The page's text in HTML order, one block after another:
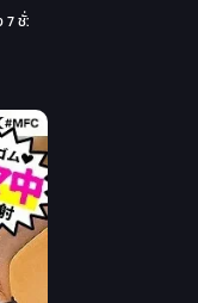
หญ่ Kaoru Ichinose - คาโอรุ
ชั่วโมง ... ฉันมีเซ็กส์ 10 นัด ฮานะ